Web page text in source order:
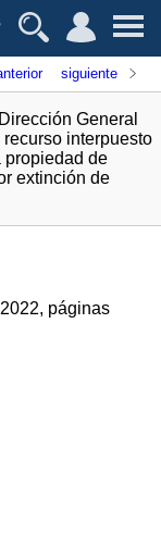
siguiente
General
interpuesto
propiedad de
extinción de
páginas